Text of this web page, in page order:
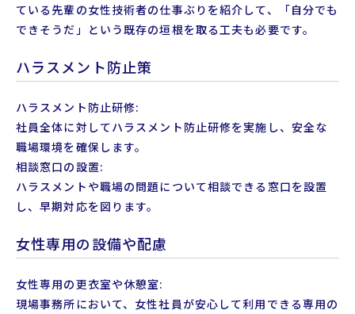
ている先輩の女性技術者の仕事ぶりを紹介して、「自分でも
できそうだ」という既存の垣根を取る工夫も必要です。
ハラスメント防止策
ハラスメント防止研修:
社員全体に対してハラスメント防止研修を実施し、安全な
職場環境を確保します。
相談窓口の設置:
ハラスメントや職場の問題について相談できる窓口を設置
し、早期対応を図ります。
女性専用の設備や配慮
女性専用の更衣室や休憩室:
現場事務所において、女性社員が安心して利用できる専用の